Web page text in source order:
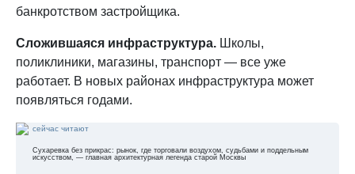
банкротством застройщика.
Сложившаяся инфраструктура. Школы,
поликлиники, магазины, транспорт — все уже
работает. В новых районах инфраструктура может
появляться годами.
сейчас читают
Сухаревка без прикрас: рынок, где торговали воздухом, судьбами и поддельным
искусством, — главная архитектурная легенда старой Москвы